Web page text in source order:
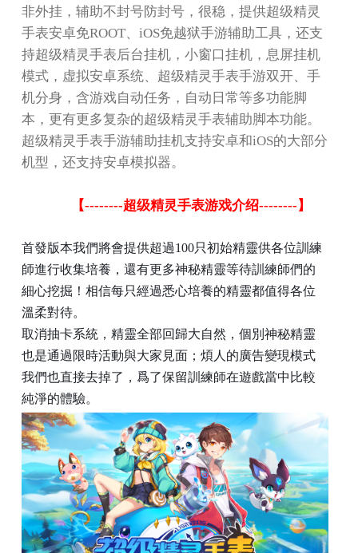
非外挂，辅助不封号防封号，很稳，提供超级精灵
手表安卓免ROOT 、iOS免越狱手游辅助工具，还支
持超级精灵手表后台挂机，小窗口挂机，息屏挂机
模式，虚拟安卓系统、超级精灵手表手游双开、手
机分身，含游戏自动任务，自动日常等多功能脚
本，更有更多复杂的超级精灵手表辅助脚本功能。
超级精灵手表手游辅助挂机支持安卓和iOS的大部分
机型，还支持安卓模拟器。
【--------超级精灵手表游戏介绍--------】
首發版本我們將會提供超過100只初始精靈供各位訓練
師進行收集培養，還有更多神秘精靈等待訓練師們的
細心挖掘！相信每只經過悉心培養的精靈都值得各位
溫柔對待。
取消抽卡系統，精靈全部回歸大自然，個別神秘精靈
也是通過限時活動與大家見面；煩人的廣告變現模式
我們也直接去掉了，爲了保留訓練師在遊戲當中比較
純淨的體驗。